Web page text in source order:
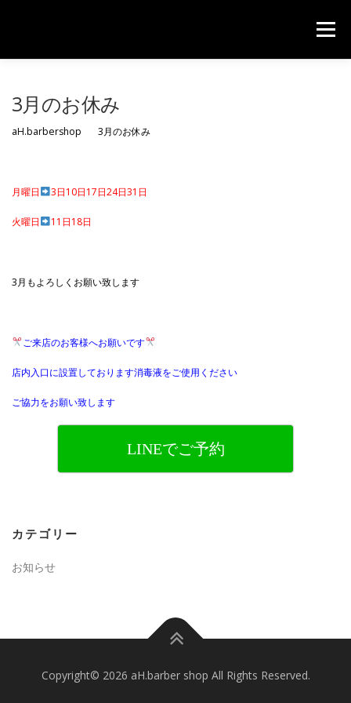
メニュー
3月のお休み
aH.barbershop 3月のお休み
月曜日 3日10日17日24日31日
火曜日 11日18日
3月もよろしくお願い致します
ご来店のお客様へお願いです
店内入口に設置しております消毒液をご使用ください
ご協力をお願い致します
LINEでご予約
カテゴリー
お知らせ
Copyright© 2026 aH.barber shop All Rights Reserved.